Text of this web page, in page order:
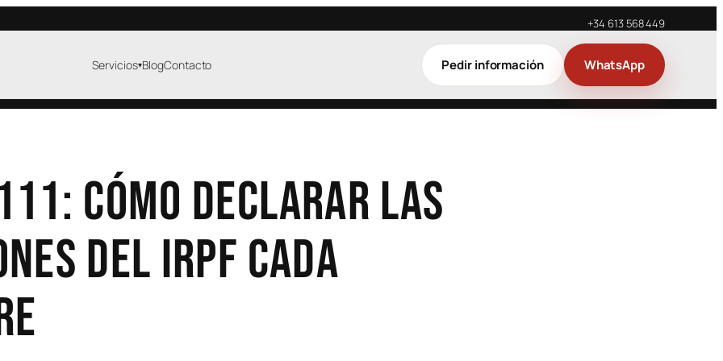
+34 613 568 449
Servicios▾
Laboral
Fiscal
Empresas
BlogContacto Pedir información WhatsApp
cómo declarar las
del IRPF cada